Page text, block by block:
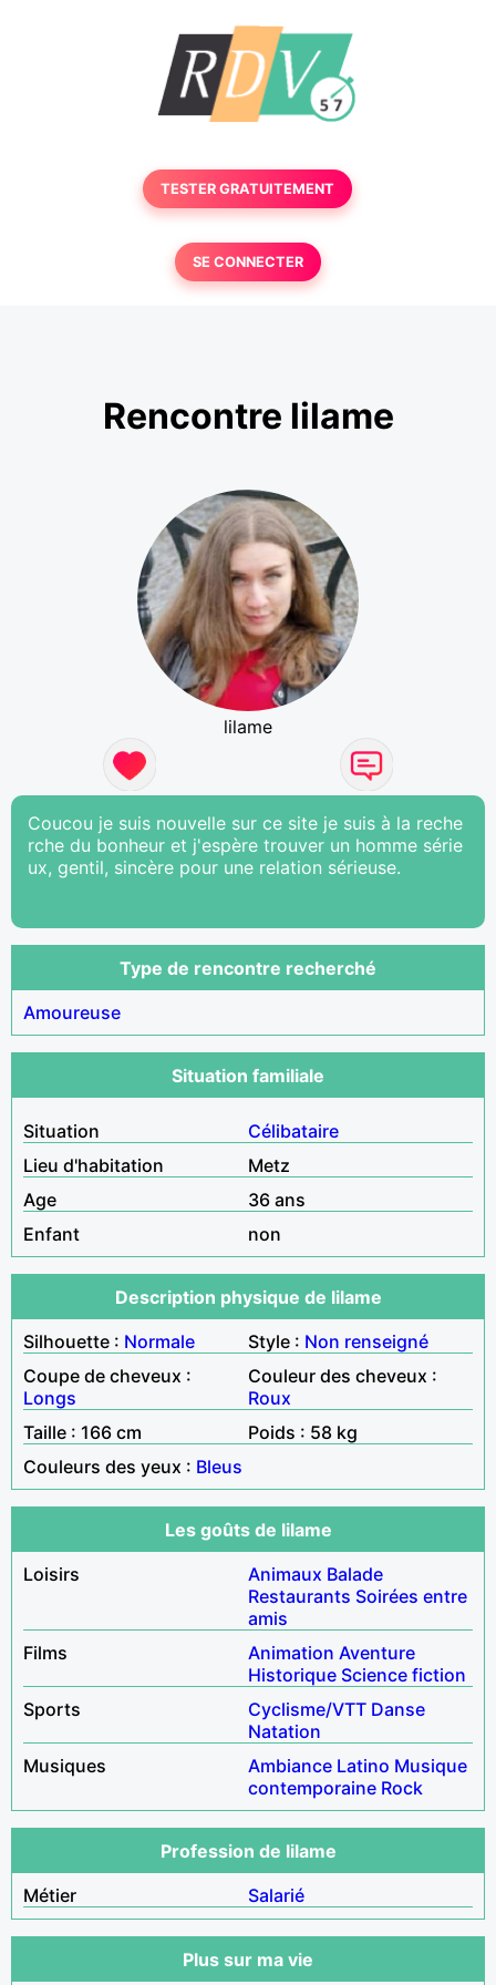
TESTER GRATUITEMENT
SE CONNECTER
Rencontre lilame
lilame
Coucou je suis nouvelle sur ce site je suis à la reche
rche du bonheur et j'espère trouver un homme série
ux, gentil, sincère pour une relation sérieuse.
Type de rencontre recherché
Amoureuse
Situation familiale
Situation
Célibataire
Lieu d'habitation
Metz
Age
36 ans
Enfant
non
Description physique de lilame
Silhouette : Normale Style : Non renseigné
Coupe de cheveux :
Longs
Couleur des cheveux :
Roux
Taille : 166 cm
Poids : 58 kg
Couleurs des yeux : Bleus
Les goûts de lilame
Loisirs
Animaux Balade
Restaurants Soirées entre
amis
Films
Animation Aventure
Historique Science fiction
Sports
Cyclisme/VTT Danse
Natation
Musiques
Ambiance Latino Musique
contemporaine Rock
Profession de lilame
Métier
Salarié
Plus sur ma vie